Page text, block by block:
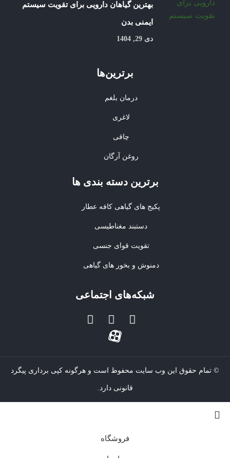
بهترین گیاهان دارویی برای تقویت سیستم
ایمنی بدن
دی 29, 1404
برترین‌ها
درمان بلغم
لاغری
چاقی
روغن آرگان
برترین‌ دسته بندی ها
پکیج های گیاهی کافه عطار
دستبند مغناطیسی
تقویت قوای جنسی
دمنوش و بخور های گیاهی
شبکه‌های اجتماعی
© تمام حقوق این وب سایت محفوظ است و هرگونه کپی برداری پیگرد
قانونی دارد.
فروشگاه